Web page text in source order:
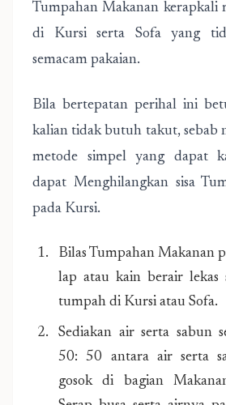
Tumpahan Makanan kerapkali
di Kursi serta Sofa yang
semacam pakaian.
Bila bertepatan perihal ini
kalian tidak butuh takut, sebab
metode simpel yang dapat
dapat Menghilangkan sisa
pada Kursi.
Bilas Tumpahan Makanan
lap atau kain berair lekas
tumpah di Kursi atau Sofa.
Sediakan air serta sabun
50: 50 antara air serta
gosok di bagian